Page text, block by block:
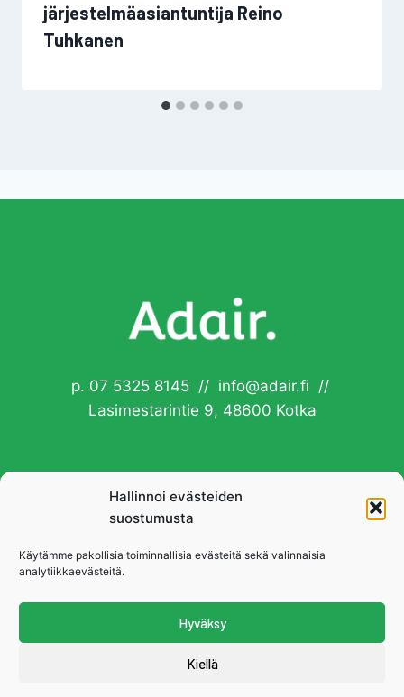
Hallinnoi evästeiden
suostumusta
Käytämme pakollisia toiminnallisia evästeitä sekä valinnaisia
analytiikkaevästeitä.
Hyväksy
Kiellä
järjestelmäasiantuntĳa Reino
Tuhkanen
p. 07 5325 8145 // info@adair.fi //
Lasimestarintie 9, 48600 Kotka